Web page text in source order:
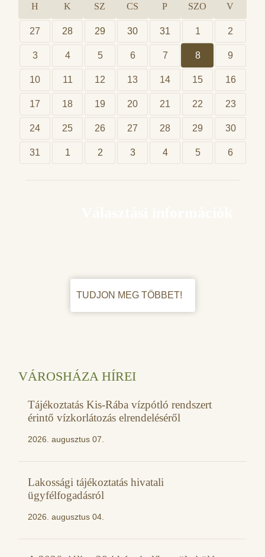
H K SZ CS P SZO V
27 28 29 30 31 1 2
3 4 5 6 7 8 9
10 11 12 13 14 15 16
17 18 19 20 21 22 23
24 25 26 27 28 29 30
31 1 2 3 4 5 6
TUDJON MEG TÖBBET!
VÁROSHÁZA HÍREI
Tájékoztatás Kis-Rába vízpótló rendszert
érintő vízkorlátozás elrendeléséről
2026. augusztus 07.
Lakossági tájékoztatás hivatali
ügyfélfogadásról
2026. augusztus 04.